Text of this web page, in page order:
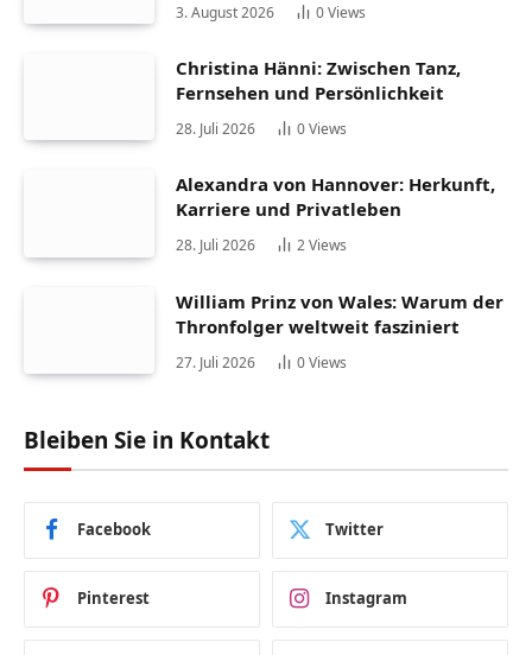
3. August 2026 0Views
Christina Hänni: Zwischen Tanz,
Fernsehen und Persönlichkeit
28. Juli 2026 0Views
Alexandra von Hannover: Herkunft,
Karriere und Privatleben
28. Juli 2026 2Views
William Prinz von Wales: Warum der
Thronfolger weltweit fasziniert
27. Juli 2026 0Views
Bleiben Sie in Kontakt
Facebook Twitter
Pinterest Instagram